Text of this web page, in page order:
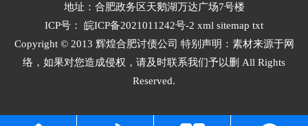
地址：合肥政务区天鹅湖万达广场7号楼
ICP号：
皖ICP备2021011242号-2 xml sitemap txt
Copyright © 2013 辉煌合肥讨债公司 特别声明：素材来源于网
络，如果对您造成侵权，请及时联系我们予以删 All Rights
Reserved.